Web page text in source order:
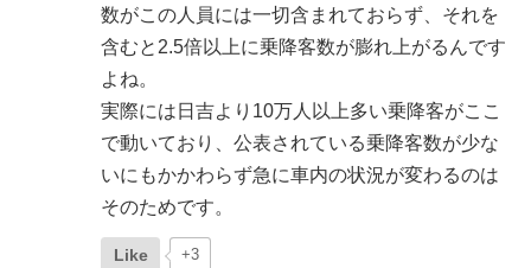
数がこの人員には一切含まれておらず、それを
含むと2.5倍以上に乗降客数が膨れ上がるんです
よね。
実際には日吉より10万人以上多い乗降客がここ
で動いており、公表されている乗降客数が少な
いにもかかわらず急に車内の状況が変わるのは
そのためです。
Like +3